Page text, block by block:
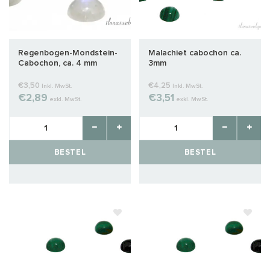
Regenbogen-Mondstein-
Cabochon, ca. 4 mm
€3,50 Inkl. MwSt.
€2,89 exkl. MwSt.
BESTEL
Malachiet cabochon ca.
3mm
€4,25 Inkl. MwSt.
€3,51 exkl. MwSt.
BESTEL